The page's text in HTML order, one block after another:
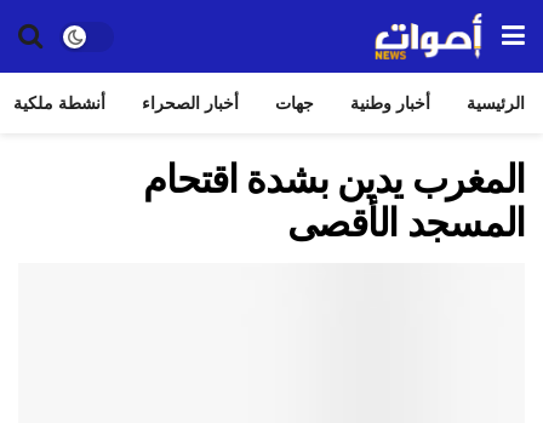
الرئيسية أخبار وطنية جهات أخبار الصحراء أنشطة ملكية
المغرب يدين بشدة اقتحام
المسجد الأقصى